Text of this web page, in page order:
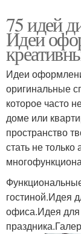
75 идей
Идеи
Идеи
оригинальные
которое часто
доме или
пространство
стать не
гостиной.Идея
офиса.Идея